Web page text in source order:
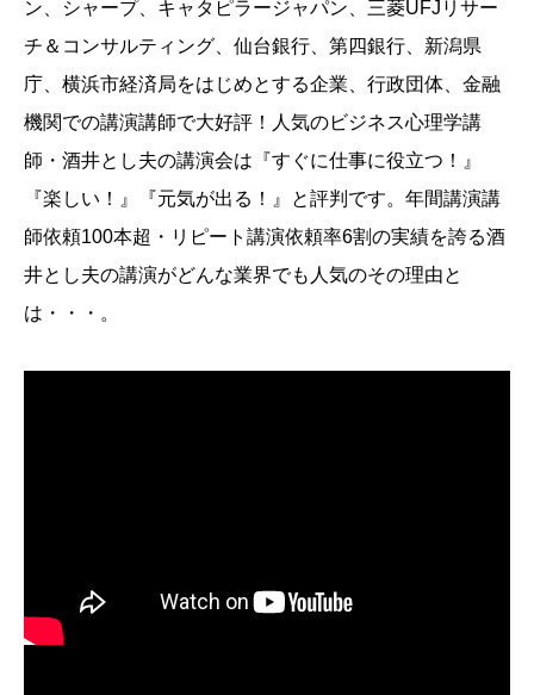
ン、シャープ、キャタピラージャパン、三菱UFJリサー
チ＆コンサルティング、仙台銀行、第四銀行、新潟県
庁、横浜市経済局をはじめとする企業、行政団体、金融
機関での講演講師で大好評！人気のビジネス心理学講
師・酒井とし夫の講演会は『すぐに仕事に役立つ！』
『楽しい！』『元気が出る！』と評判です。年間講演講
師依頼100本超・リピート講演依頼率6割の実績を誇る酒
井とし夫の講演がどんな業界でも人気のその理由と
は・・・。